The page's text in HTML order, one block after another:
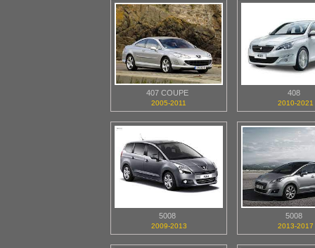
407 COUPE
2005-2011
408
2010-2021
5008
2009-2013
5008
2013-2017